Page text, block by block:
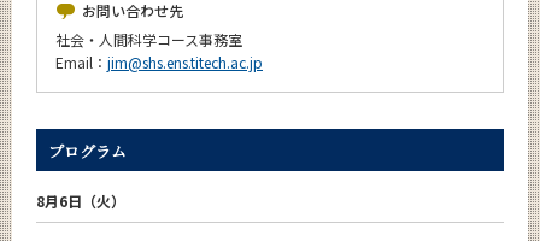
お問い合わせ先
社会・人間科学コース事務室
Email： jim@shs.ens.titech.ac.jp
プログラム
8月6日（火）
系詳細情報